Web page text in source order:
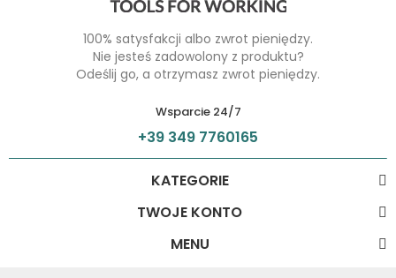
100% satysfakcji albo zwrot pieniędzy.
Nie jesteś zadowolony z produktu?
Odeślij go, a otrzymasz zwrot pieniędzy.
Wsparcie 24/7
+39 349 7760165
KATEGORIE
TWOJE KONTO
MENU